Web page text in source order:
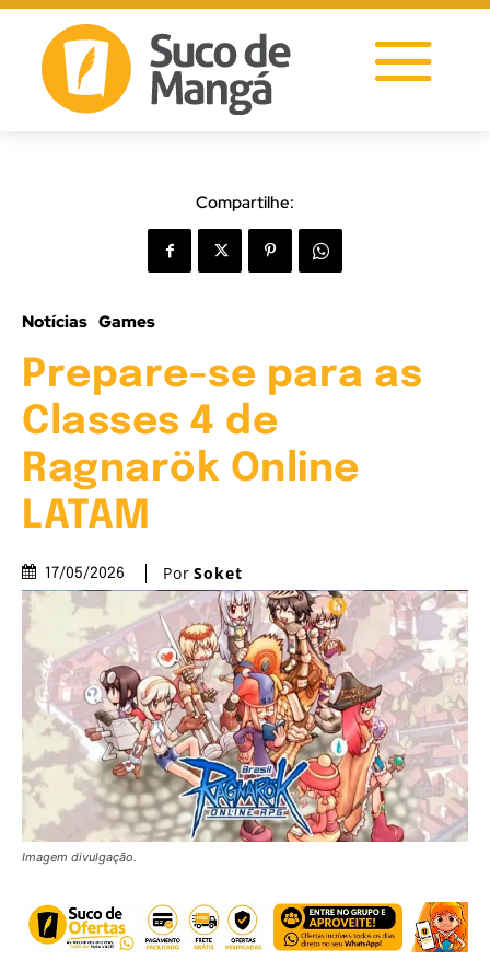
Compartilhe:
Notícias Games
Prepare-se para as
Classes 4 de
Ragnarök Online
LATAM
17/05/2026 Por Soket
Imagem divulgação.